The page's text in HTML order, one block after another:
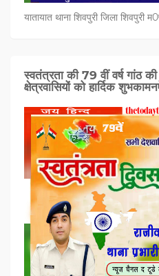
यातायात थाना शिवपुरी जिला शिवपुरी
स्वतंत्रता की 79 वीं वर्ष गांठ
क्षेत्रवासियों को हार्दिक